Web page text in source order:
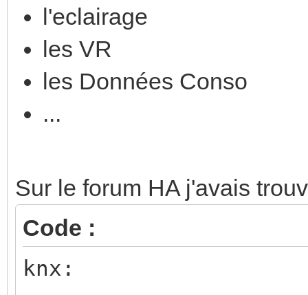
l'eclairage
les VR
les Données Conso
...
Sur le forum HA j'avais
Code :
knx: